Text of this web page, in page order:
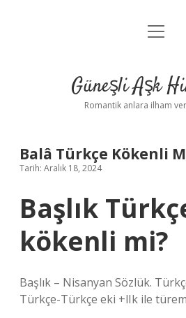
Anasayfa
Yasal Uyarı
menüyü
Güneşli Aşk
Romantik anlara ilham
Balâ Türkçe Kökenli
Tarih: Aralık 18, 2024
Başlık
kökenli mi?
Başlık – Nisanyan Sözlük.
Türkçe-Türkçe eki +lIk ile